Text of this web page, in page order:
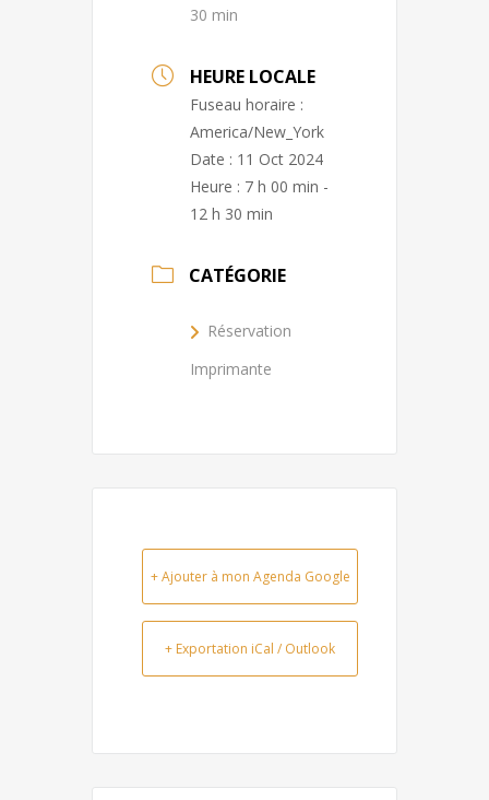
30 min
HEURE LOCALE
Fuseau horaire :
America/New_York
Date : 11 Oct 2024
Heure : 7 h 00 min -
12 h 30 min
CATÉGORIE
Réservation
Imprimante
+ Ajouter à mon Agenda Google
+ Exportation iCal / Outlook